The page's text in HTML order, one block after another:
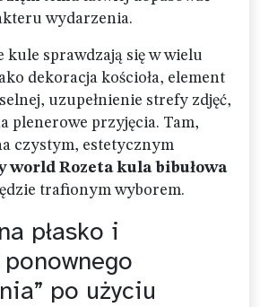
wydarzenia.
kule sprawdzają się w wielu
dekoracja kościoła, element
uzupełnienie strefy zdjęć,
plenerowe przyjęcia. Tam,
czystym, estetycznym
world Rozeta kula bibułowa
trafionym wyborem.
płasko i
po użyciu